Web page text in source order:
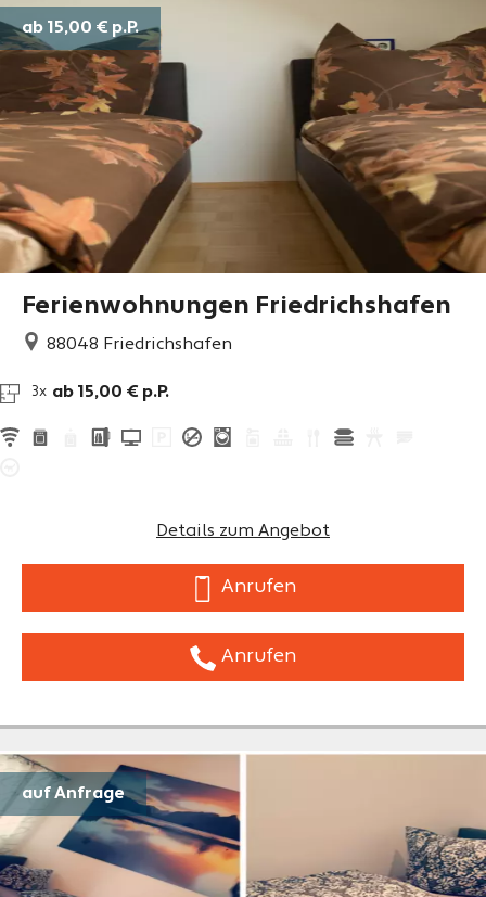
Ferienwohnungen Friedrichshafen
88048 Friedrichshafen
3x ab 15,00 € p.P.
Details zum Angebot
Anrufen
Anrufen
ab 15,00 € p.P.
auf Anfrage